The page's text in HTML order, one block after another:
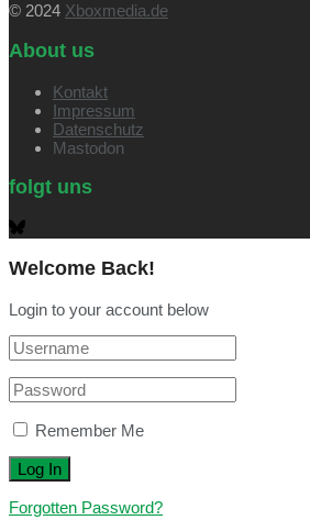
© 2024 Xboxmedia.de
About us
Kontakt
Impressum
Datenschutz
Mastodon
folgt uns
Welcome Back!
Login to your account below
Remember Me
Forgotten Password?